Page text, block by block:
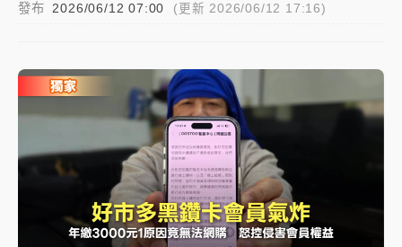
中租控股7月營收創今年新高 前7月獲利成長6%
和欣客運總裁逝世！少東涉洗錢遭收押 戴手銬
腳鐐提前奔靈堂畫面曝
處置制度大變革！ 證交所今起縮短股票「關禁閉」天
數與撮合時間
發布 2026/06/12 07:00 (更新 2026/06/12 17:16)